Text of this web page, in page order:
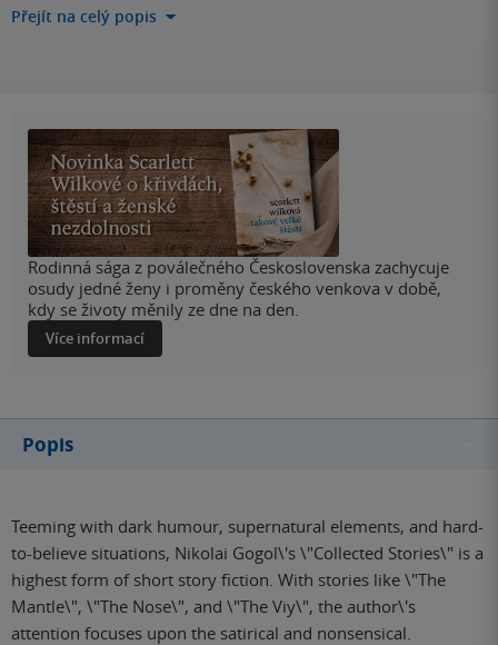
Přejít na celý popis
Rodinná sága z poválečného Československa zachycuje
osudy jedné ženy i proměny českého venkova v době,
kdy se životy měnily ze dne na den.
Více informací
Popis
Teeming with dark humour, supernatural elements, and hard-
to-believe situations, Nikolai Gogol\'s \"Collected Stories\" is a
highest form of short story fiction. With stories like \"The
Mantle\", \"The Nose\", and \"The Viy\", the author\'s
attention focuses upon the satirical and nonsensical.